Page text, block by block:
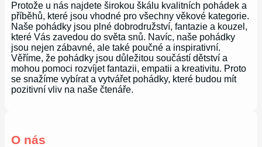
Protože u nás najdete širokou škálu kvalitních pohádek a
příběhů, které jsou vhodné pro všechny věkové kategorie.
Naše pohádky jsou plné dobrodružství, fantazie a kouzel,
které Vás zavedou do světa snů. Navíc, naše pohádky
jsou nejen zábavné, ale také poučné a inspirativní.
Věříme, že pohádky jsou důležitou součástí dětství a
mohou pomoci rozvíjet fantazii, empatii a kreativitu. Proto
se snažíme vybírat a vytvářet pohádky, které budou mít
pozitivní vliv na naše čtenáře.
O nás